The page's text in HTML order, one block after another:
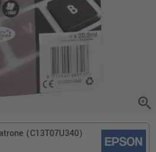
zoom_in
(C13T07U340)